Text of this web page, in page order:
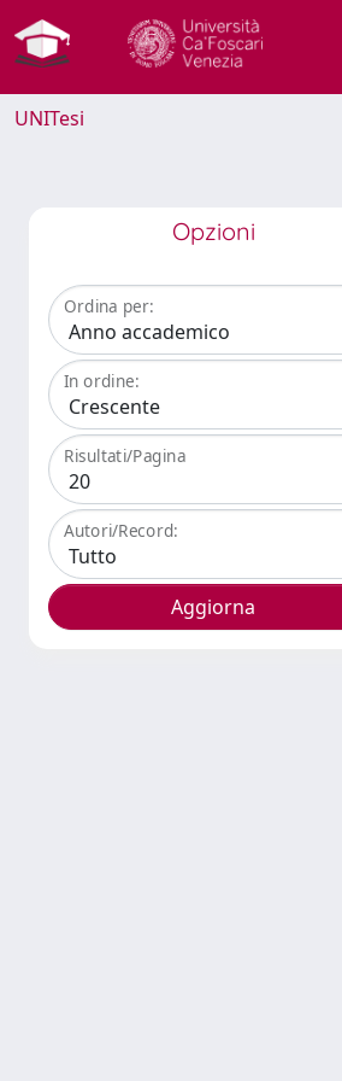
UNITesi
Opzioni
Ordina per:
In ordine:
Risultati/Pagina
Autori/Record: